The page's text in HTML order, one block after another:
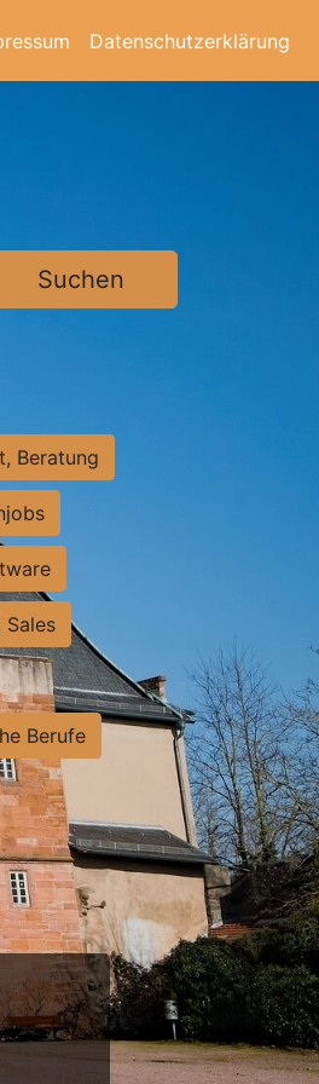
Datenschutzerklärung
Suchen
Beratung
Sales
Berufe